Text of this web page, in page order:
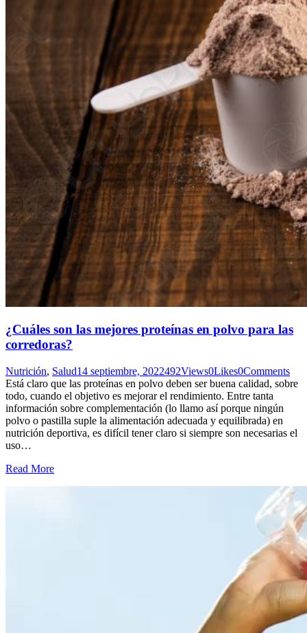
¿Cuáles son las mejores proteínas en polvo para las
corredoras?
Nutrición, Salud14 septiembre, 2022492Views0Likes0Comments
Está claro que las proteínas en polvo deben ser buena calidad, sobre
todo, cuando el objetivo es mejorar el rendimiento. Entre tanta
información sobre complementación (lo llamo así porque ningún
polvo o pastilla suple la alimentación adecuada y equilibrada) en
nutrición deportiva, es difícil tener claro si siempre son necesarias el
uso…
Read More